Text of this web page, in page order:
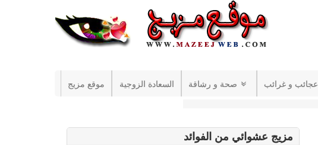
موقع مزيج السعادة الزوجية صحة و رشاقة عجائب و غرائب
مزيج عشوائي من الفوائد